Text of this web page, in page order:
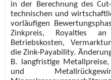
in der Berechnung des
technischen und
vorläufigen
Zinkpreis, Royalties
Betriebskosten,
die Zink-Payability.
B. langfristige
und